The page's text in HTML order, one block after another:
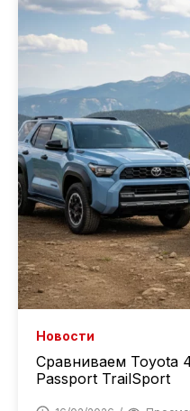
Новости
Сравниваем Toyota
Passport TrailSport